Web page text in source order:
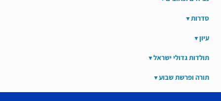
סדרות
עיון
תולדות גדולי ישראל
תורה ופרשת שבוע